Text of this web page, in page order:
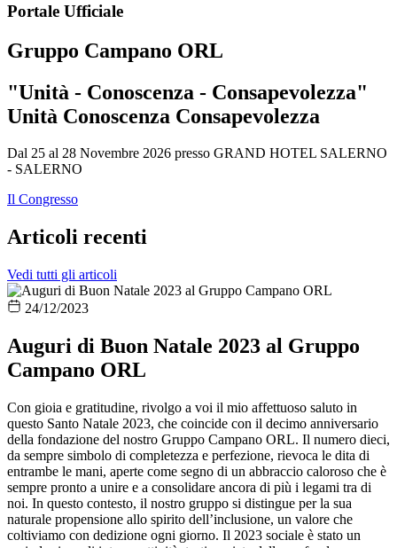
Portale Ufficiale
Gruppo Campano ORL
"Unità - Conoscenza - Consapevolezza"
Unità Conoscenza Consapevolezza
Dal 25 al 28 Novembre 2026 presso GRAND HOTEL SALERNO
- SALERNO
Il Congresso
Articoli recenti
Vedi tutti gli articoli
24/12/2023
Auguri di Buon Natale 2023 al Gruppo
Campano ORL
Con gioia e gratitudine, rivolgo a voi il mio affettuoso saluto in
questo Santo Natale 2023, che coincide con il decimo anniversario
della fondazione del nostro Gruppo Campano ORL. Il numero dieci,
da sempre simbolo di completezza e perfezione, rievoca le dita di
entrambe le mani, aperte come segno di un abbraccio caloroso che è
sempre pronto a unire e a consolidare ancora di più i legami tra di
noi. In questo contesto, il nostro gruppo si distingue per la sua
naturale propensione allo spirito dell’inclusione, un valore che
coltiviamo con dedizione ogni giorno. Il 2023 sociale è stato un